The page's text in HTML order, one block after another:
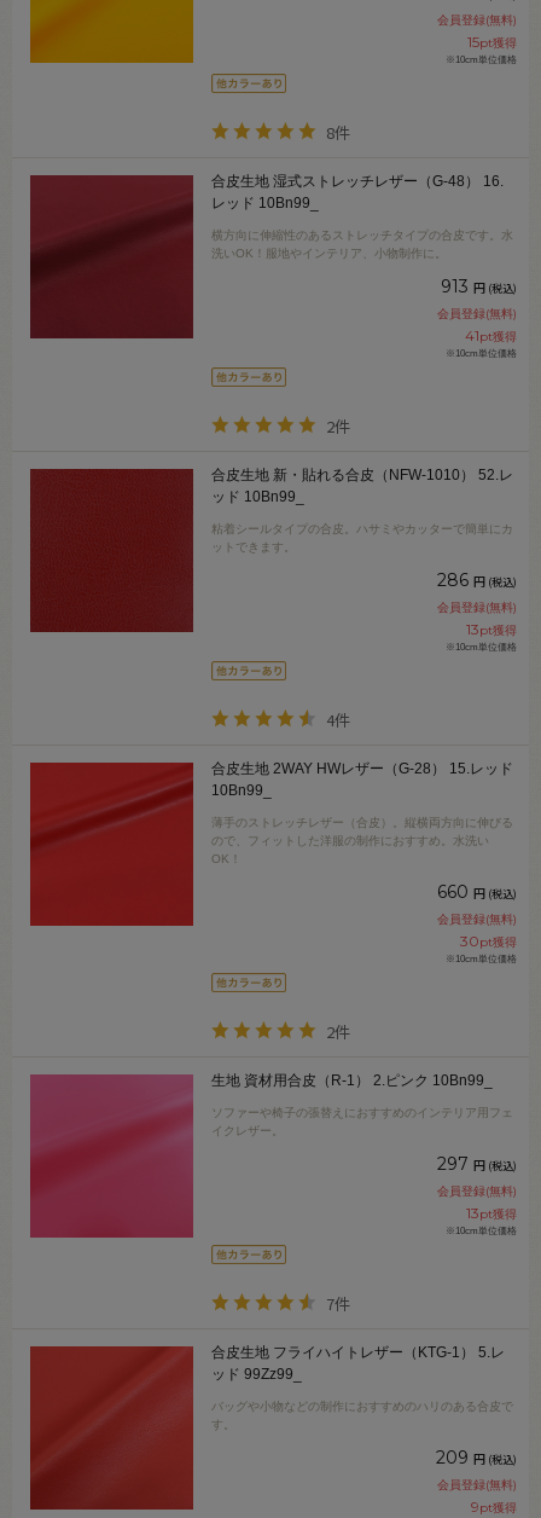
会員登録(無料)
15pt獲得
※10cm単位価格
8件
合皮生地 湿式ストレッチレザー（G-48） 16.
レッド 10Bn99_
横方向に伸縮性のあるストレッチタイプの合皮です。水
洗いOK！服地やインテリア、小物制作に。
913 円 (税込)
会員登録(無料)
41pt獲得
※10cm単位価格
2件
合皮生地 新・貼れる合皮（NFW-1010） 52.レ
ッド 10Bn99_
粘着シールタイプの合皮。ハサミやカッターで簡単にカ
ットできます。
286 円 (税込)
会員登録(無料)
13pt獲得
※10cm単位価格
4件
合皮生地 2WAY HWレザー（G-28） 15.レッド
10Bn99_
薄手のストレッチレザー（合皮）。縦横両方向に伸びる
ので、フィットした洋服の制作におすすめ。水洗い
OK！
660 円 (税込)
会員登録(無料)
30pt獲得
※10cm単位価格
2件
生地 資材用合皮（R-1） 2.ピンク 10Bn99_
ソファーや椅子の張替えにおすすめのインテリア用フェ
イクレザー。
297 円 (税込)
会員登録(無料)
13pt獲得
※10cm単位価格
7件
合皮生地 フライハイトレザー（KTG-1） 5.レ
ッド 99Zz99_
バッグや小物などの制作におすすめのハリのある合皮で
す。
209 円 (税込)
会員登録(無料)
9pt獲得